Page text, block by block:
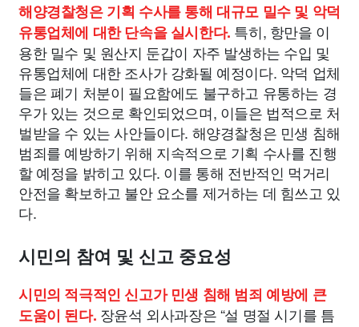
해양경찰청은 기획 수사를 통해 대규모 밀수 및 악덕
유통업체에 대한 단속을 실시한다. 특히, 항만을 이
용한 밀수 및 원산지 둔갑이 자주 발생하는 수입 및
유통업체에 대한 조사가 강화될 예정이다. 악덕 업체
들은 폐기 처분이 필요함에도 불구하고 유통하는 경
우가 있는 것으로 확인되었으며, 이들은 법적으로 처
벌받을 수 있는 사안들이다. 해양경찰청은 민생 침해
범죄를 예방하기 위해 지속적으로 기획 수사를 진행
할 예정을 밝히고 있다. 이를 통해 전반적인 먹거리
안전을 확보하고 불안 요소를 제거하는 데 힘쓰고 있
다.
시민의 참여 및 신고 중요성
시민의 적극적인 신고가 민생 침해 범죄 예방에 큰
도움이 된다. 장윤석 외사과장은 “설 명절 시기를 틈